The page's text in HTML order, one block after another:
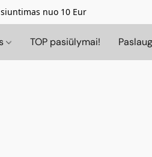
nuo 10 Eur
TOP pasiūlymai!